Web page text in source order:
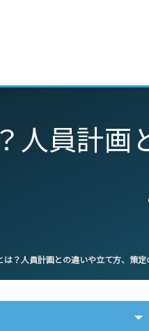
人員計画
？人員計画との違いや立て方、策定